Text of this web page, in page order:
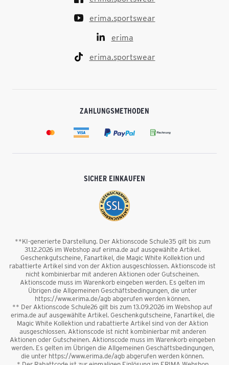
erima.sportswear
erima
erima.sportswear
ZAHLUNGSMETHODEN
SICHER EINKAUFEN
**KI-generierte Darstellung. Der Aktionscode Schule35 gilt bis zum
31.12.2026 im Webshop auf erima.de auf ausgewählte Artikel.
Geschenkgutscheine, Fanartikel, die Magic White Kollektion und
rabattierte Artikel sind von der Aktion ausgeschlossen. Aktionscode ist
nicht kombinierbar mit anderen Aktionen oder Gutscheinen.
Aktionscode muss im Warenkorb eingeben werden. Es gelten im
Übrigen die Allgemeinen Geschäftsbedingungen, die unter
https://www.erima.de/agb abgerufen werden können.
** Der Aktionscode Schule26 gilt bis zum 13.09.2026 im Webshop auf
erima.de auf ausgewählte Artikel. Geschenkgutscheine, Fanartikel, die
Magic White Kollektion und rabattierte Artikel sind von der Aktion
ausgeschlossen. Aktionscode ist nicht kombinierbar mit anderen
Aktionen oder Gutscheinen. Aktionscode muss im Warenkorb eingeben
werden. Es gelten im Übrigen die Allgemeinen Geschäftsbedingungen,
die unter https://www.erima.de/agb abgerufen werden können.